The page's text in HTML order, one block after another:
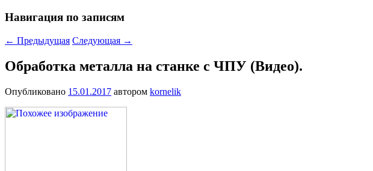
Навигация по записям
← Предыдущая Следующая →
Обработка металла на станке с ЧПУ (Видео).
Опубликовано 15.01.2017 автором kornelik